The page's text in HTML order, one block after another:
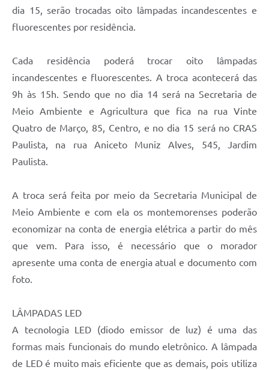
dia 15, serão trocadas oito lâmpadas incandescentes e
fluorescentes por residência.
Cada residência poderá trocar oito lâmpadas
incandescentes e fluorescentes. A troca acontecerá das
9h às 15h. Sendo que no dia 14 será na Secretaria de
Meio Ambiente e Agricultura que fica na rua Vinte
Quatro de Março, 85, Centro, e no dia 15 será no CRAS
Paulista, na rua Aniceto Muniz Alves, 545, Jardim
Paulista.
A troca será feita por meio da Secretaria Municipal de
Meio Ambiente e com ela os montemorenses poderão
economizar na conta de energia elétrica a partir do mês
que vem. Para isso, é necessário que o morador
apresente uma conta de energia atual e documento com
foto.
LÂMPADAS LED
A tecnologia LED (diodo emissor de luz) é uma das
formas mais funcionais do mundo eletrônico. A lâmpada
de LED é muito mais eficiente que as demais, pois utiliza